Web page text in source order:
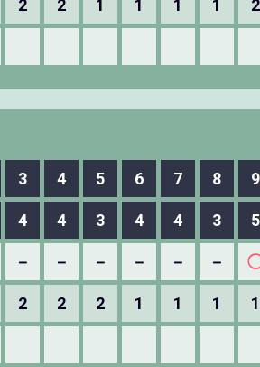
2 2 1 1 1 1 2
3 4 5 6 7 8 9
4 4 3 4 4 3 5
－ － － － － －
2 2 2 1 1 1 1